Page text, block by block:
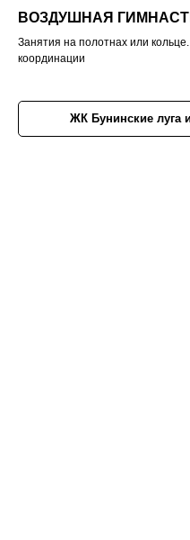
ВОЗДУШНАЯ
Занятия на полотнах или
координации
ЖК Бунинские